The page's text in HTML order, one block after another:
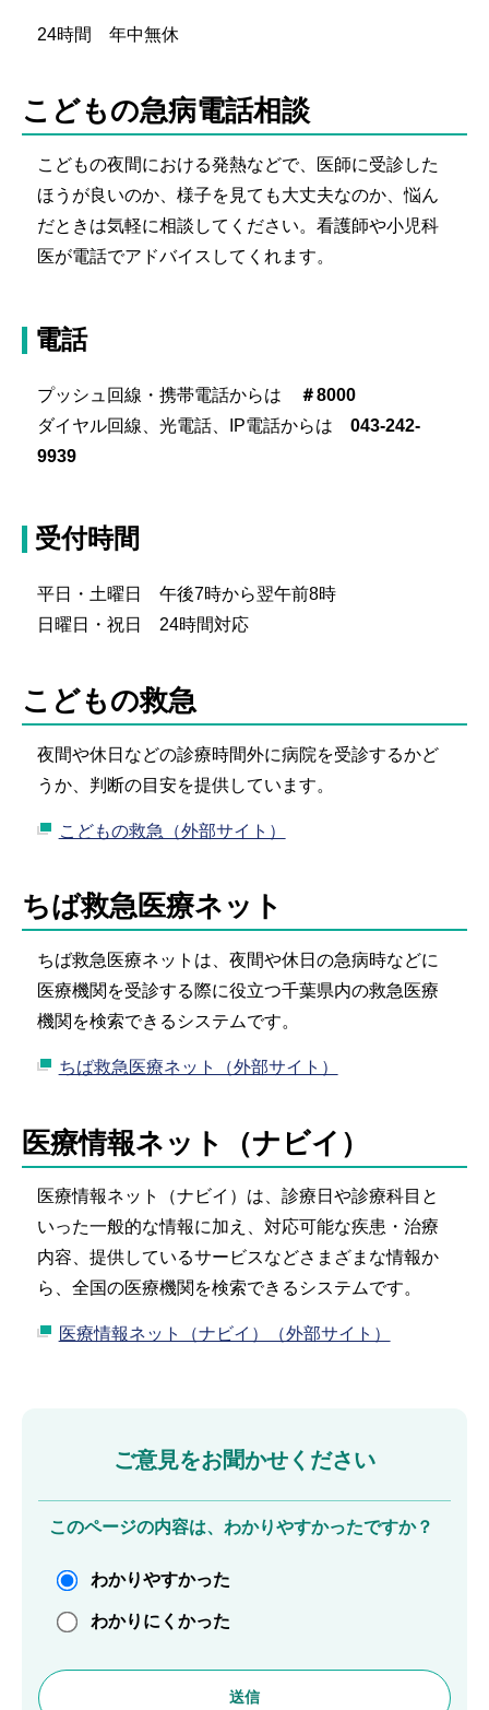
24時間 年中無休
こどもの急病電話相談
こどもの夜間における発熱などで、医師に受診した
ほうが良いのか、様子を見ても大丈夫なのか、悩ん
だときは気軽に相談してください。看護師や小児科
医が電話でアドバイスしてくれます。
電話
プッシュ回線・携帯電話からは
＃8000
ダイヤル回線、光電話、IP電話からは 043-242-
9939
受付時間
平日・土曜日 午後7時から翌午前8時
日曜日・祝日 24時間対応
こどもの救急
夜間や休日などの診療時間外に病院を受診するかど
うか、判断の目安を提供しています。
こどもの救急（外部サイト）
ちば救急医療ネット
ちば救急医療ネットは、夜間や休日の急病時などに
医療機関を受診する際に役立つ千葉県内の救急医療
機関を検索できるシステムです。
ちば救急医療ネット（外部サイト）
医療情報ネット（ナビイ）
医療情報ネット（ナビイ）は、診療日や診療科目と
いった一般的な情報に加え、対応可能な疾患・治療
内容、提供しているサービスなどさまざまな情報か
ら、全国の医療機関を検索できるシステムです。
医療情報ネット（ナビイ）（外部サイト）
ご意見をお聞かせください
このページの内容は、わかりやすかったですか？
わかりやすかった
わかりにくかった